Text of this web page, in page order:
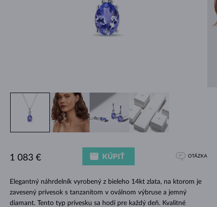
Elegantný náhrdelník vyrobený z bieleho 14kt zlata, na ktorom je
zavesený prívesok s tanzanitom v oválnom výbruse a jemný
diamant. Tento typ prívesku sa hodí pre každý deň. Kvalitné
1 083 € KÚPIŤ OTÁZKA